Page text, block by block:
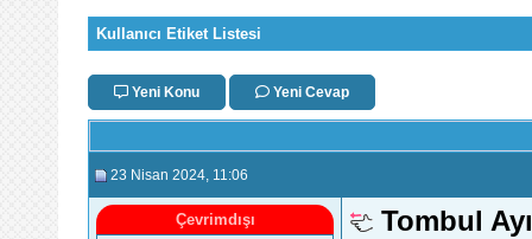
Kullanıcı Etiket Listesi
Yeni Konu Yeni Cevap
23 Nisan 2024 , 11:06
Çevrimdışı Tombul